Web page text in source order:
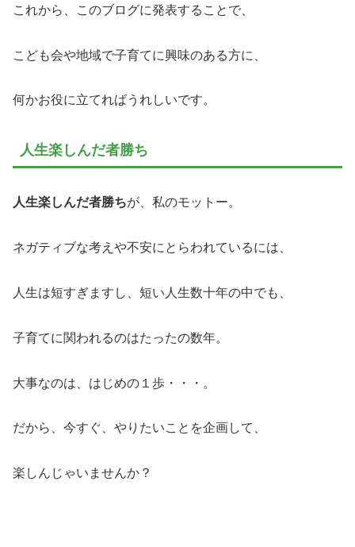
これから、このブログに発表することで、
こども会や地域で子育てに興味のある方に、
何かお役に立てればうれしいです。
人生楽しんだ者勝ち
人生楽しんだ者勝ちが、私のモットー。
ネガティブな考えや不安にとらわれているには、
人生は短すぎますし、短い人生数十年の中でも、
子育てに関われるのはたったの数年。
大事なのは、はじめの１歩・・・。
だから、今すぐ、やりたいことを企画して、
楽しんじゃいませんか？